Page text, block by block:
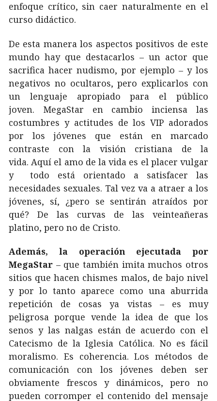
enfoque crítico, sin caer naturalmente en el
curso didáctico.
De esta manera los aspectos positivos de este
mundo hay que destacarlos – un actor que
sacrifica hacer nudismo, por ejemplo – y los
negativos no ocultaros, pero explicarlos con
un lenguaje apropiado para el público
joven. MegaStar en cambio inciensa las
costumbres y actitudes de los VIP adorados
por los jóvenes que están en marcado
contraste con la visión cristiana de la
vida. Aquí el amo de la vida es el placer vulgar
y todo está orientado a satisfacer las
necesidades sexuales. Tal vez va a atraer a los
jóvenes, sí, ¿pero se sentirán atraídos por
qué? De las curvas de las veinteañeras
platino, pero no de Cristo.
Además, la operación ejecutada por
MegaStar – que también imita muchos otros
sitios que hacen chismes malos, de bajo nivel
y por lo tanto aparece como una aburrida
repetición de cosas ya vistas – es muy
peligrosa porque vende la idea de que los
senos y las nalgas están de acuerdo con el
Catecismo de la Iglesia Católica. No es fácil
moralismo. Es coherencia. Los métodos de
comunicación con los jóvenes deben ser
obviamente frescos y dinámicos, pero no
pueden corromper el contenido del mensaje